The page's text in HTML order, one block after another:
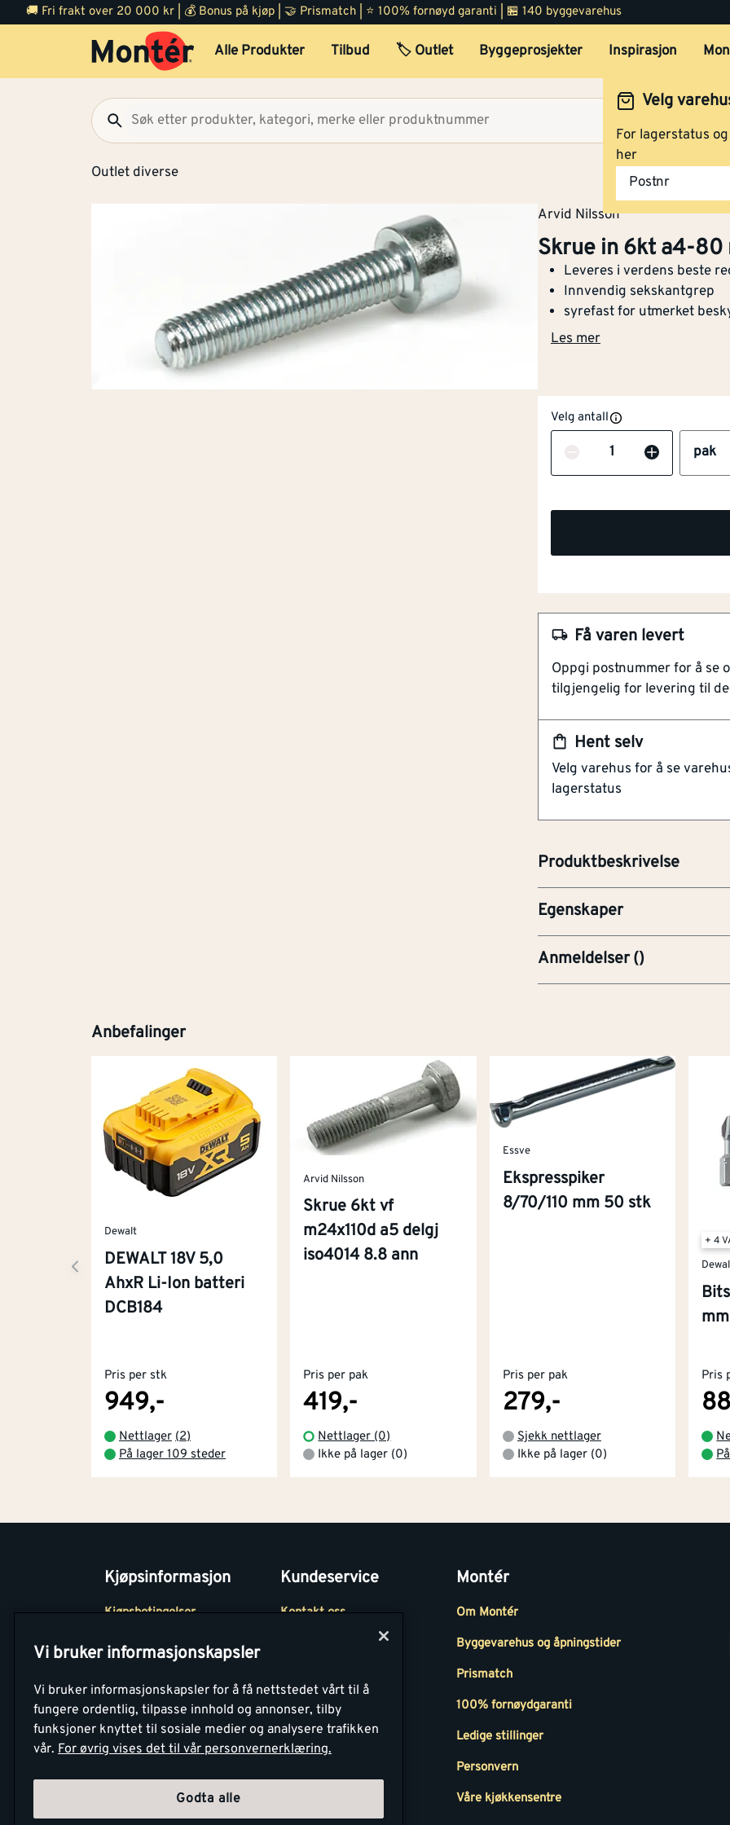
🚚 Fri frakt over 20 000 kr | 💰 Bonus på kjøp | 🤝 Prismatch | ⭐ 100% fornøyd garanti | 🏪 140 byggevarehus
Alle Produkter Tilbud 🏷️ Outlet Byggeprosjekter Inspirasjon
Velg
For lagerstatus
her
Postnr
Outlet diverse
Arvid Nilsson
Skrue in 6kt a4-80
Leveres i verdens beste
Innvendig sekskantgrep
syrefast for utmerket
Les mer
Velg antall
Antall pak
Hent selv
Velg varehus for å se
lagerstatus
Få varen levert
Oppgi postnummer for å se
tilgjengelig for levering til
Produktbeskrivelse
Leveres i verdens beste
syrefast for utmerket
Standardisert produkt
sylinderformet hode
Egenskaper
Fastnøkkelbre
dde
[mm]
Overflatebeskyttels
Anmeldelser()
Anbefalinger
Dewalt
DEWALT 18V 5,0
AhxR Li-Ion batteri
DCB184
Pris per stk
949,-
Nettlager (2)
På lager 109 steder
Arvid Nilsson
Skrue 6kt vf
m24x110d a5 delgj
iso4014 8.8 ann
Pris per pak
419,-
Nettlager (0)
Ikke på lager (0)
Essve
Ekspresspiker
8/70/110 mm 50 stk
Pris per pak
279,-
Sjekk nettlager
Ikke på lager (0)
+ 4
Pris
Kjøpsinformasjon
Kjøpsbetingelser
Betaling
Retur- og
angrerettsskjema
Kundeservice
Kontakt oss
Medlemsavtaler
Montér Bedrift
Montér
Om Montér
Byggevarehus og åpningstider
Prismatch
100% fornøydgaranti
Ledige stillinger
Personvern
Våre kjøkkensentre
Vi bruker informasjonskapsler
Vi bruker informasjonskapsler for å få nettstedet vårt til å
fungere ordentlig, tilpasse innhold og annonser, tilby
funksjoner knyttet til sosiale medier og analysere trafikken
vår. For øvrig vises det til vår personvernerklæring.
Godta alle